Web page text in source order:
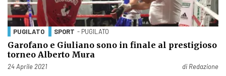
PUGILATO SPORT - PUGILATO
Garofano e Giuliano sono in finale al prestigioso
torneo Alberto Mura
Pubblicato il
24 Aprile 2021 di Redazione